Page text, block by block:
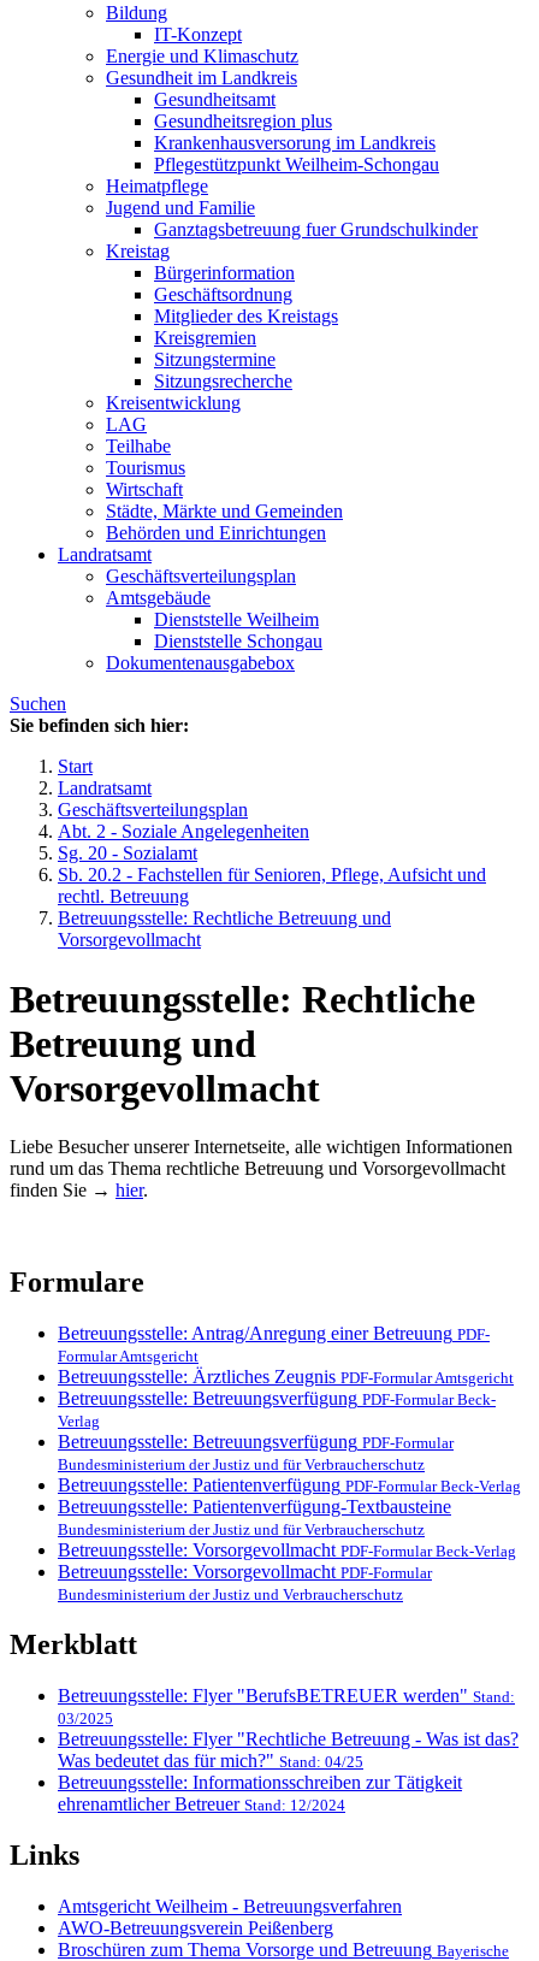
Bildung
IT-Konzept
Energie und Klimaschutz
Gesundheit im Landkreis
Gesundheitsamt
Gesundheitsregion plus
Krankenhausversorung im Landkreis
Pflegestützpunkt Weilheim-Schongau
Heimatpflege
Jugend und Familie
Ganztagsbetreuung fuer Grundschulkinder
Kreistag
Bürgerinformation
Geschäftsordnung
Mitglieder des Kreistags
Kreisgremien
Sitzungstermine
Sitzungsrecherche
Kreisentwicklung
LAG
Teilhabe
Tourismus
Wirtschaft
Städte, Märkte und Gemeinden
Behörden und Einrichtungen
Landratsamt
Geschäftsverteilungsplan
Amtsgebäude
Dienststelle Weilheim
Dienststelle Schongau
Dokumentenausgabebox
Suchen
Sie befinden sich hier:
Start
Landratsamt
Geschäftsverteilungsplan
Abt. 2 - Soziale Angelegenheiten
Sg. 20 - Sozialamt
Sb. 20.2 - Fachstellen für Senioren, Pflege, Aufsicht und
rechtl. Betreuung
Betreuungsstelle: Rechtliche Betreuung und
Vorsorgevollmacht
Betreuungsstelle: Rechtliche
Betreuung und
Vorsorgevollmacht
Liebe Besucher unserer Internetseite, alle wichtigen Informationen
rund um das Thema rechtliche Betreuung und Vorsorgevollmacht
finden Sie → hier.
Formulare
Betreuungsstelle: Antrag/Anregung einer Betreuung PDF-
Formular Amtsgericht
Betreuungsstelle: Ärztliches Zeugnis PDF-Formular Amtsgericht
Betreuungsstelle: Betreuungsverfügung PDF-Formular Beck-
Verlag
Betreuungsstelle: Betreuungsverfügung PDF-Formular
Bundesministerium der Justiz und für Verbraucherschutz
Betreuungsstelle: Patientenverfügung PDF-Formular Beck-Verlag
Betreuungsstelle: Patientenverfügung-Textbausteine
Bundesministerium der Justiz und für Verbraucherschutz
Betreuungsstelle: Vorsorgevollmacht PDF-Formular Beck-Verlag
Betreuungsstelle: Vorsorgevollmacht PDF-Formular
Bundesministerium der Justiz und Verbraucherschutz
Merkblatt
Betreuungsstelle: Flyer "BerufsBETREUER werden" Stand:
03/2025
Betreuungsstelle: Flyer "Rechtliche Betreuung - Was ist das?
Was bedeutet das für mich?" Stand: 04/25
Betreuungsstelle: Informationsschreiben zur Tätigkeit
ehrenamtlicher Betreuer Stand: 12/2024
Links
Amtsgericht Weilheim - Betreuungsverfahren
AWO-Betreuungsverein Peißenberg
Broschüren zum Thema Vorsorge und Betreuung Bayerische